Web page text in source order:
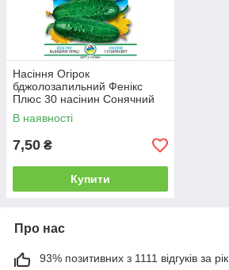
Насіння Огірок
бджолозапильний Фенікс
Плюс 30 насінин Сонячний
Березень
В наявності
7,50 ₴
Купити
Про нас
93% позитивних з 1111 відгуків за рік